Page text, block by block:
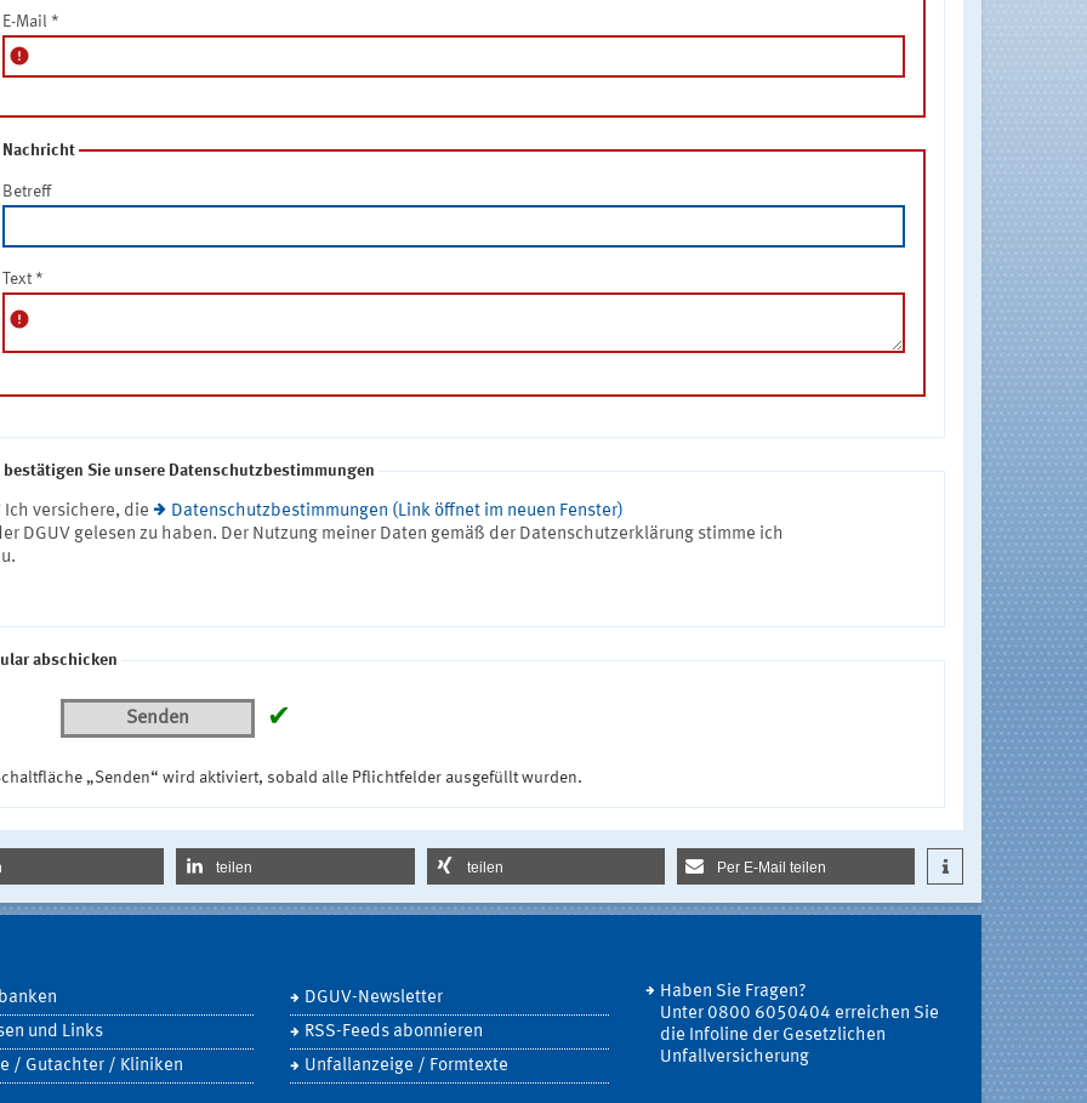
E-Mail *
error
Nachricht
Betreff
Text *
error
Sie unsere Datenschutzbestimmungen
Ich versichere, die
Datenschutzbestimmungen (Link öffnet im neuen Fenster)
DGUV gelesen zu haben. Der Nutzung meiner Daten gemäß der Datenschutzerklärung stimme ich
abschicken
Senden ✔
„Senden“ wird aktiviert, sobald alle Pflichtfelder ausgefüllt wurden.
teilen teilen Per E-Mail teilen
und Links
/ Gutachter / Kliniken
DGUV-Newsletter
RSS-Feeds abonnieren
Unfallanzeige / Formtexte
Haben Sie Fragen?
Unter 0800 6050404 erreichen Sie
die Infoline der Gesetzlichen
Unfallversicherung